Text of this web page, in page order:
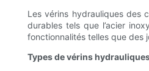
Les vérins hydrauliques des
durables tels que l’acier
fonctionnalités telles que des
Types de vérins